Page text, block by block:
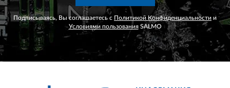
Подписываясь, Вы соглашаетесь с Политикой Конфиденциальности и
Условиями пользованияSALMO